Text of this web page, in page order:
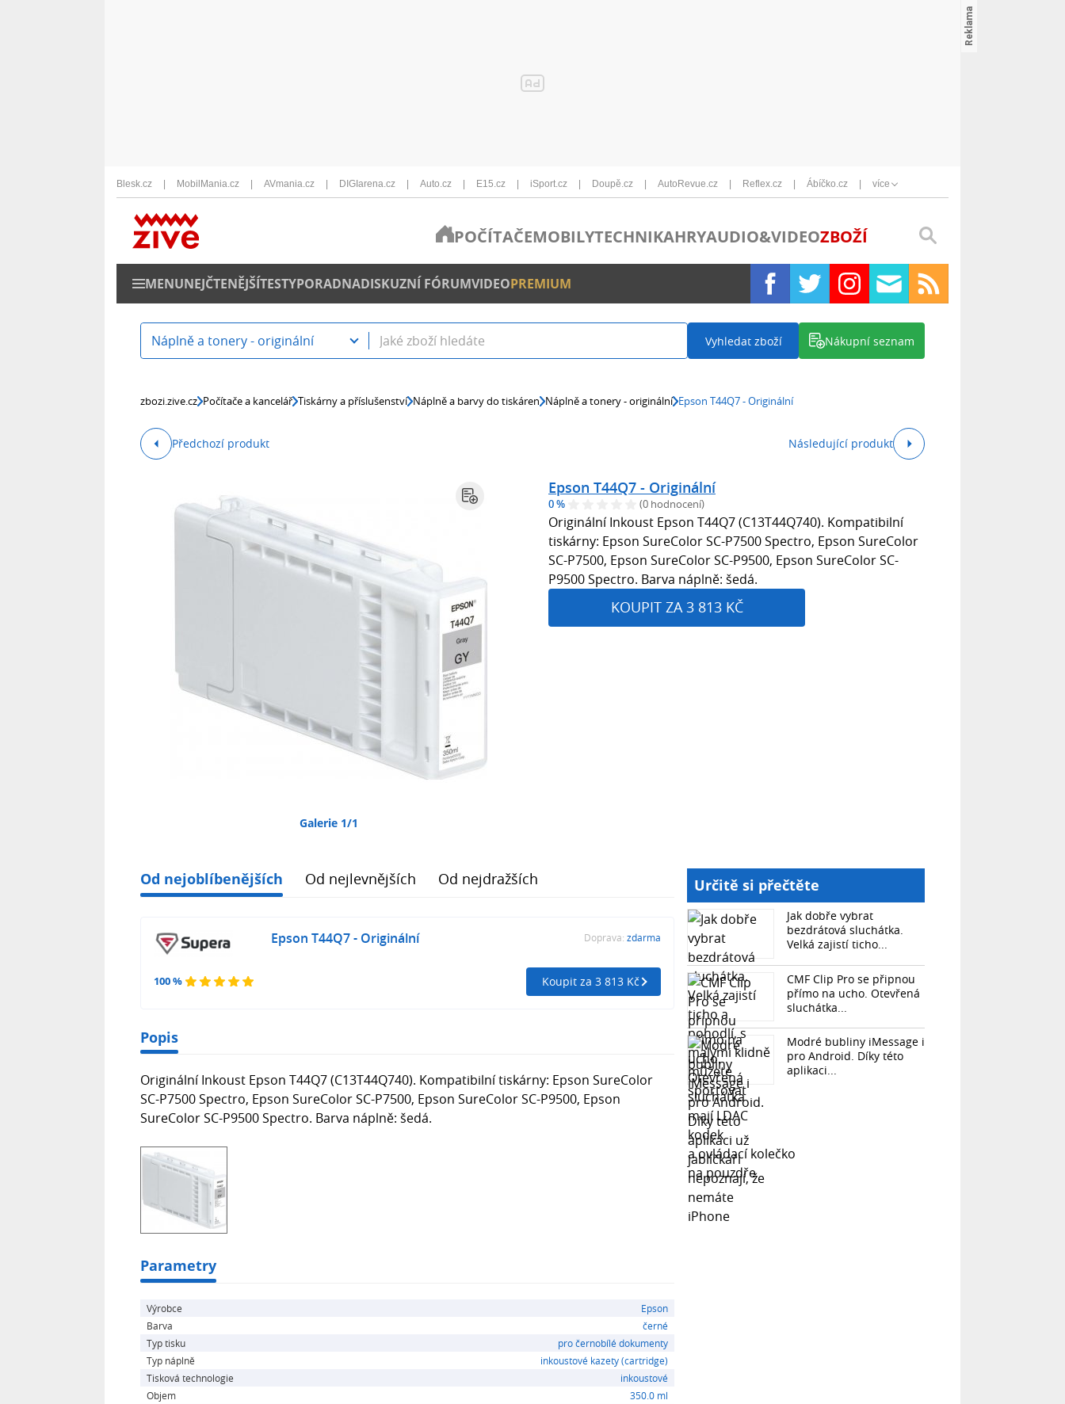
Blesk.cz MobilMania.cz AVmania.cz DIGIarena.cz Auto.cz E15.cz iSport.cz Doupě.cz AutoRevue.cz Reflex.cz Ábíčko.cz více
POČÍTAČEMOBILYTECHNIKAHRYAUDIO&VIDEOZBOŽÍ
MENUNEJČTENĚJŠÍTESTYPORADNADISKUZNÍ FÓRUMVIDEOPREMIUM
Náplně a tonery - originální Vyhledat zboží Nákupní seznam
zbozi.zive.cz Počítače a kancelář Tiskárny a příslušenství Náplně a barvy do tiskáren Náplně a tonery - originální Epson T44Q7 - Originální
Předchozí produkt Následující produkt
Galerie 1/1
Epson T44Q7 - Originální
0 % (0 hodnocení)
Originální Inkoust Epson T44Q7 (C13T44Q740). Kompatibilní
tiskárny: Epson SureColor SC-P7500 Spectro, Epson SureColor
SC-P7500, Epson SureColor SC-P9500, Epson SureColor SC-
P9500 Spectro. Barva náplně: šedá.
KOUPIT ZA 3 813 KČ
Od nejoblíbenějších Od nejlevnějších Od nejdražších
100 %
Epson T44Q7 - Originální Doprava: zdarma
Koupit za 3 813 Kč
Popis
Originální Inkoust Epson T44Q7 (C13T44Q740). Kompatibilní tiskárny: Epson SureColor
SC-P7500 Spectro, Epson SureColor SC-P7500, Epson SureColor SC-P9500, Epson
SureColor SC-P9500 Spectro. Barva náplně: šedá.
Parametry
Výrobce
Epson
Barva
černé
Typ tisku
pro černobílé dokumenty
Typ náplně
inkoustové kazety (cartridge)
Tisková technologie
inkoustové
Objem
350.0 ml
Určitě si přečtěte
Jak dobře vybrat
bezdrátová sluchátka.
Velká zajistí ticho...
CMF Clip Pro se připnou
přímo na ucho. Otevřená
sluchátka...
Modré bubliny iMessage i
pro Android. Díky této
aplikaci...